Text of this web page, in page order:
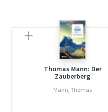
Thomas Mann: Der
Zauberberg
Mann, Thomas